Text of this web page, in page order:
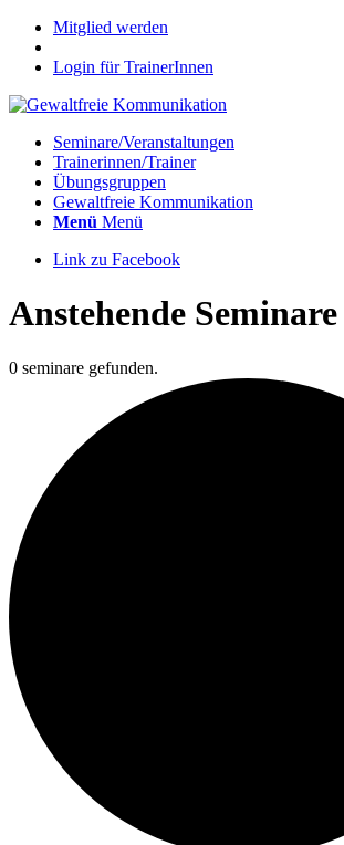
Mitglied werden
Login für TrainerInnen
Seminare/Veranstaltungen
Trainerinnen/Trainer
Übungsgruppen
Gewaltfreie Kommunikation
Menü Menü
Link zu Facebook
Anstehende Seminare
0 seminare gefunden.